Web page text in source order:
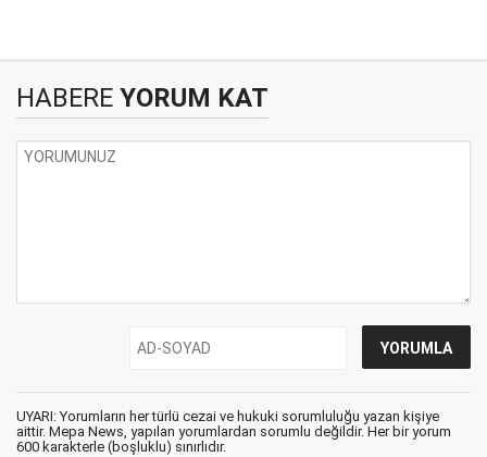
HABERE YORUM KAT
UYARI: Yorumların her türlü cezai ve hukuki sorumluluğu yazan kişiye
aittir. Mepa News, yapılan yorumlardan sorumlu değildir. Her bir yorum
600 karakterle (boşluklu) sınırlıdır.